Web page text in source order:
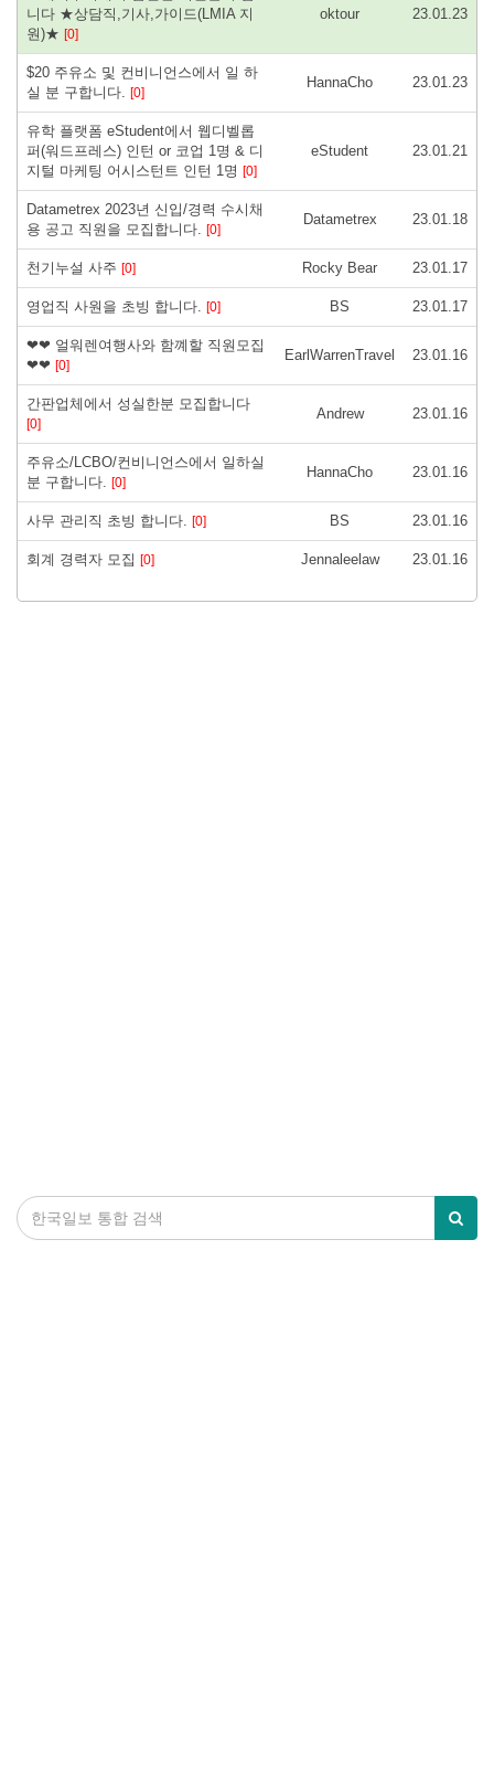
니다 ★상담직,기사,가이드(LMIA 지
원)★ [0]
oktour 23.01.23
$20 주유소 및 컨비니언스에서 일 하
실 분 구합니다. [0]
HannaCho 23.01.23
유학 플랫폼 eStudent에서 웹디벨롭
퍼(워드프레스) 인턴 or 코업 1명 & 디
지털 마케팅 어시스턴트 인턴 1명 [0]
eStudent 23.01.21
Datametrex 2023년 신입/경력 수시채
용 공고 직원을 모집합니다. [0]
Datametrex 23.01.18
천기누설 사주 [0] Rocky Bear 23.01.17
영업직 사원을 초빙 합니다. [0] BS 23.01.17
❤❤ 얼워렌여행사와 함꼐할 직원모집
❤❤ [0]
EarlWarrenTravel 23.01.16
간판업체에서 성실한분 모집합니다
[0]
Andrew 23.01.16
주유소/LCBO/컨비니언스에서 일하실
분 구합니다. [0]
HannaCho 23.01.16
사무 관리직 초빙 합니다. [0] BS 23.01.16
회계 경력자 모집 [0] Jennaleelaw 23.01.16